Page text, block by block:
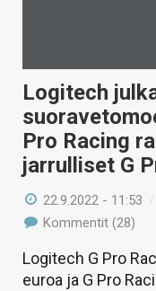
Logitech
Pro Racing
jarrulliset G
22.9.2022 - 11:53
Kommentit (28)
Logitech G Pro
euroa ja G Pro